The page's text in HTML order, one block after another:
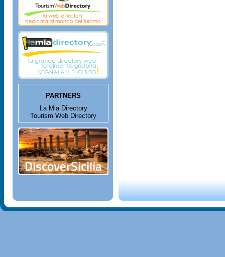
PARTNERS
La Mia Directory
Tourism Web Directory